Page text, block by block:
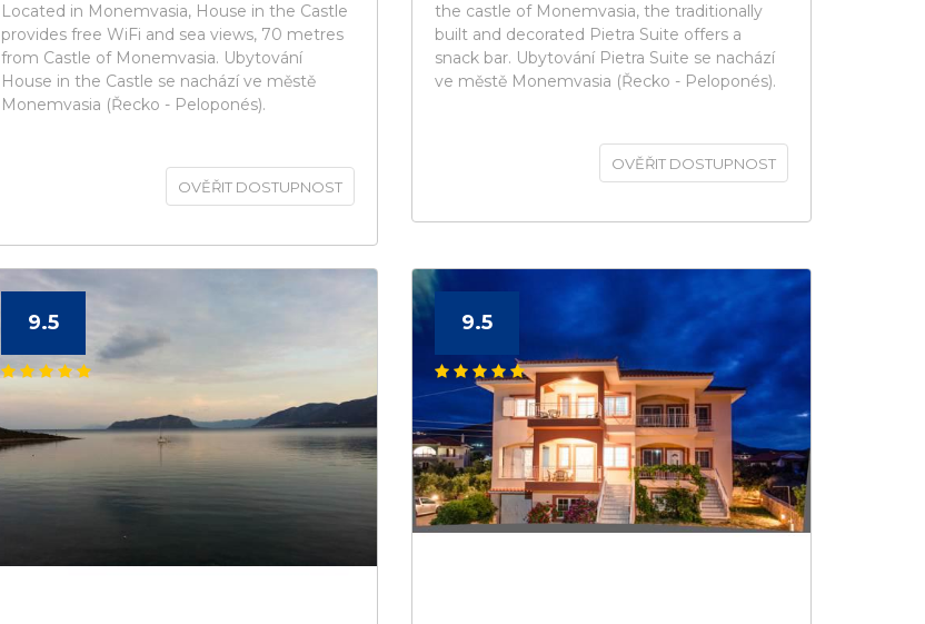
Located in Monemvasia, House in the Castle
provides free WiFi and sea views, 70 metres
from Castle of Monemvasia. Ubytování
House in the Castle se nachází ve městě
Monemvasia (Řecko - Peloponés).
OVĚŘIT DOSTUPNOST
the castle of Monemvasia, the traditionally
built and decorated Pietra Suite offers a
snack bar. Ubytování Pietra Suite se nachází
ve městě Monemvasia (Řecko - Peloponés).
OVĚŘIT DOSTUPNOST
9.5 9.5